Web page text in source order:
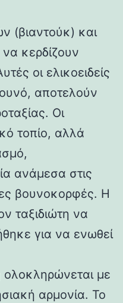
(βιαντούκ) και
κερδίζουν
οι ελικοειδείς
αποτελούν
Οι
τοπίο, αλλά
ανάμεσα στις
βουνοκορφές. Η
ταξιδιώτη να
για να ενωθεί
ολοκληρώνεται με
αρμονία. Το